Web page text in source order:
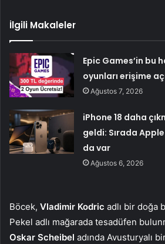
İlgili Makaleler
Epic Games’in bu
oyunları erişime
Ağustos 7, 2026
iPhone 18 daha
geldi: Sırada
da var
Ağustos 6, 2026
Böcek, Vladimir Kodric adlı bir doğa
Pekel adlı mağarada tesadüfen
Oskar Scheibel adında Avusturyalı